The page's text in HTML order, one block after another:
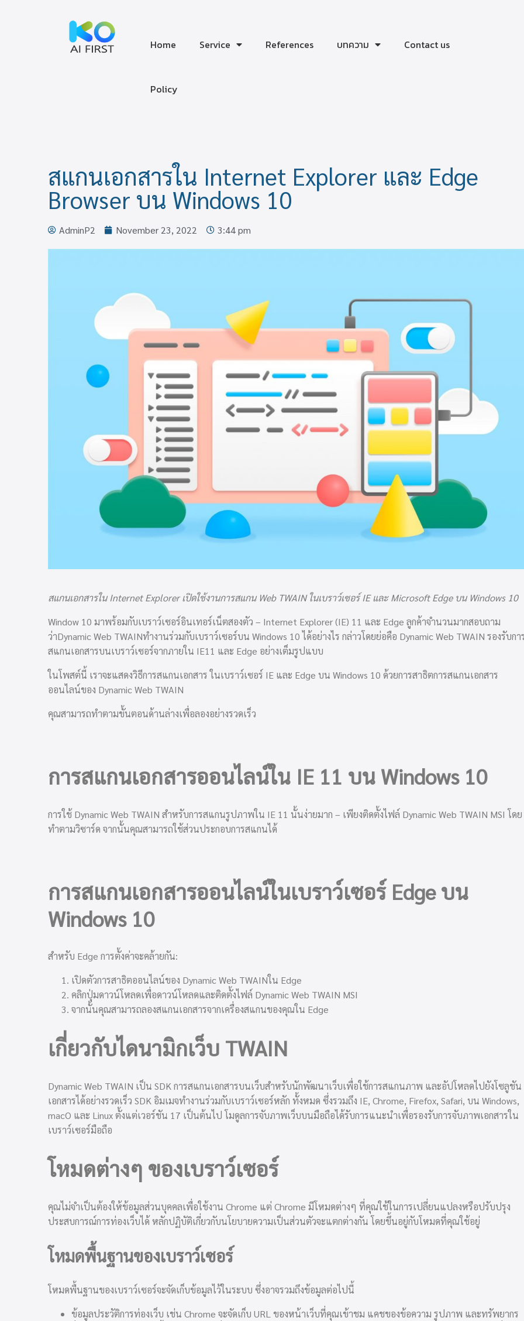
Home Service References บทความ Contact us
‎Policy
สแกนเอกสารใน Internet Explorer และ Edge
Browser บน Windows 10
AdminP2 November 23, 2022 3:44 pm
สแกนเอกสารใน Internet Explorer เปิดใช้งานการสแกน Web TWAIN ในเบราว์เซอร์ IE และ Microsoft Edge บน Windows 10
Window 10 มาพร้อมกับเบราว์เซอร์อินเทอร์เน็ตสองตัว – Internet Explorer (IE) 11 และ Edge ลูกค้าจำนวนมากสอบถาม
ว่าDynamic Web TWAINทำงานร่วมกับเบราว์เซอร์บน Windows 10 ได้อย่างไร กล่าวโดยย่อคือ Dynamic Web TWAIN รองรับกา
สแกนเอกสารบนเบราว์เซอร์จากภายใน IE11 และ Edge อย่างเต็มรูปแบบ
ในโพสต์นี้ เราจะแสดงวิธีการสแกนเอกสาร ในเบราว์เซอร์ IE และ Edge บน Windows 10 ด้วยการสาธิตการสแกนเอกสาร
ออนไลน์ของ Dynamic Web TWAIN
คุณสามารถทำตามขั้นตอนด้านล่างเพื่อลองอย่างรวดเร็ว
การสแกนเอกสารออนไลน์ใน IE 11 บน Windows 10
การใช้ Dynamic Web TWAIN สำหรับการสแกนรูปภาพใน IE 11 นั้นง่ายมาก – เพียงติดตั้งไฟล์ Dynamic Web TWAIN MSI โดย
ทำตามวิซาร์ด จากนั้นคุณสามารถใช้ส่วนประกอบการสแกนได้
การสแกนเอกสารออนไลน์ในเบราว์เซอร์ Edge บน
Windows 10
สำหรับ Edge การตั้งค่าจะคล้ายกัน:
เปิดตัวการสาธิตออนไลน์ของ Dynamic Web TWAINใน Edge
คลิกปุ่มดาวน์โหลดเพื่อดาวน์โหลดและติดตั้งไฟล์ Dynamic Web TWAIN MSI
จากนั้นคุณสามารถลองสแกนเอกสารจากเครื่องสแกนของคุณใน Edge
เกี่ยวกับไดนามิกเว็บ TWAIN
Dynamic Web TWAIN เป็น SDK การสแกนเอกสารบนเว็บสำหรับนักพัฒนาเว็บเพื่อใช้การสแกนภาพ และอัปโหลดไปยังโซลูชัน
เอกสารได้อย่างรวดเร็ว SDK อิมเมจทำงานร่วมกับเบราว์เซอร์หลัก ทั้งหมด ซึ่งรวมถึง IE, Chrome, Firefox, Safari, บน Windows,
macO และ Linux ตั้งแต่เวอร์ชัน 17 เป็นต้นไป โมดูลการจับภาพเว็บบนมือถือได้รับการแนะนำเพื่อรองรับการจับภาพเอกสารใน
เบราว์เซอร์มือถือ
โหมดต่างๆ ของเบราว์เซอร์
คุณไม่จำเป็นต้องให้ข้อมูลส่วนบุคคลเพื่อใช้งาน Chrome แต่ Chrome มีโหมดต่างๆ ที่คุณใช้ในการเปลี่ยนแปลงหรือปรับปรุง
ประสบการณ์การท่องเว็บได้ หลักปฏิบัติเกี่ยวกับนโยบายความเป็นส่วนตัวจะแตกต่างกัน โดยขึ้นอยู่กับโหมดที่คุณใช้อยู่
โหมดพื้นฐานของเบราว์เซอร์
โหมดพื้นฐานของเบราว์เซอร์จะจัดเก็บข้อมูลไว้ในระบบ ซึ่งอาจรวมถึงข้อมูลต่อไปนี้
ข้อมูลประวัติการท่องเว็บ เช่น Chrome จะจัดเก็บ URL ของหน้าเว็บที่คุณเข้าชม แคชของข้อความ รูปภาพ และทรัพยากร